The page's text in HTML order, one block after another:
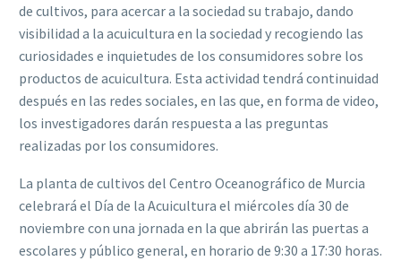
de cultivos, para acercar a la sociedad su trabajo, dando
visibilidad a la acuicultura en la sociedad y recogiendo las
curiosidades e inquietudes de los consumidores sobre los
productos de acuicultura. Esta actividad tendrá continuidad
después en las redes sociales, en las que, en forma de video,
los investigadores darán respuesta a las preguntas
realizadas por los consumidores.
La planta de cultivos del Centro Oceanográfico de Murcia
celebrará el Día de la Acuicultura el miércoles día 30 de
noviembre con una jornada en la que abrirán las puertas a
escolares y público general, en horario de 9:30 a 17:30 horas.